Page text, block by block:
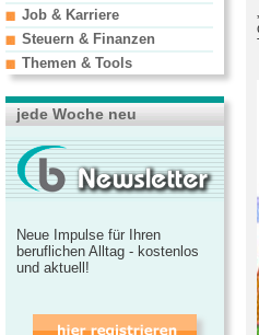
Job & Karriere
Steuern & Finanzen
Themen & Tools
jede Woche neu
Neue Impulse für Ihren
beruflichen Alltag - kostenlos
und aktuell!